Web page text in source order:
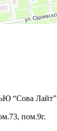
Лайт”
пом.9г.